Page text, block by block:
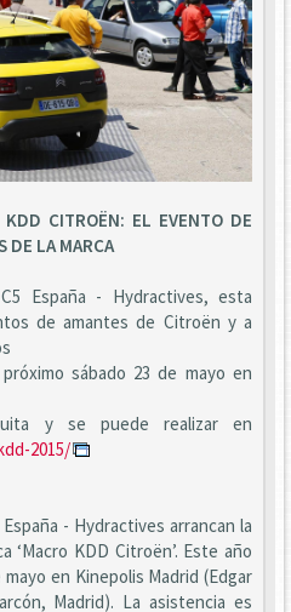
CITROËN: EL EVENTO DE
DE LA MARCA
España - Hydractives, esta
de amantes de Citroën y a
sábado 23 de mayo en
y se puede realizar en
2015/
- Hydractives arrancan la
KDD Citroën’. Este año
en Kinepolis Madrid (Edgar
Madrid). La asistencia es